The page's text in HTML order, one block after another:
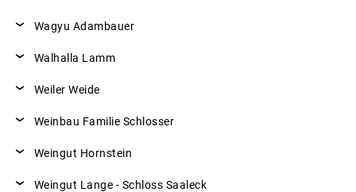
Wagyu Adambauer
Walhalla Lamm
Weiler Weide
Weinbau Familie Schlosser
Weingut Hornstein
Weingut Lange - Schloss Saaleck